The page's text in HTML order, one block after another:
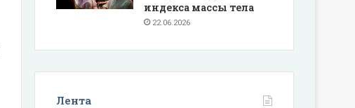
индекса массы тела
22.06.2026
Лента